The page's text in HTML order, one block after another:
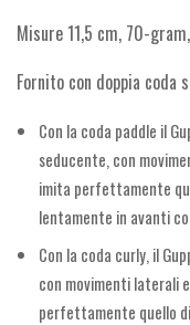
Misure 11,5 cm, 70-
Fornito con doppia coda
Con la coda paddle il
seducente, con
imita perfettamente
lentamente in avanti
Con la coda curly, il
con movimenti laterali
perfettamente quello